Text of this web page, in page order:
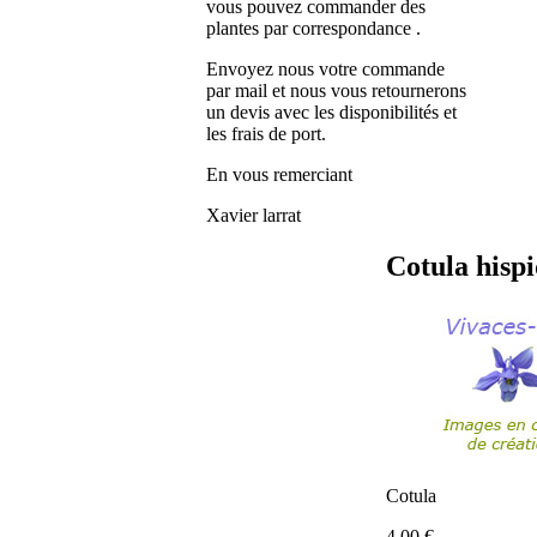
vous pouvez commander des
plantes par correspondance .
Envoyez nous votre commande
par mail et nous vous retournerons
un devis avec les disponibilités et
les frais de port.
En vous remerciant
Xavier larrat
Cotula
Cotula